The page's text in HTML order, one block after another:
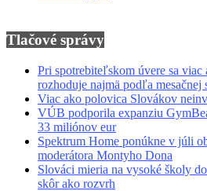
Tlačové správy
Pri spotrebiteľskom úvere sa
rozhoduje najmä podľa mesačnej
Viac ako polovica Slovákov
VÚB podporila expanziu
33 miliónov eur
Spektrum Home ponúkne v júli
moderátora Montyho Dona
Slováci mieria na vysoké školy
skôr ako rozvrh